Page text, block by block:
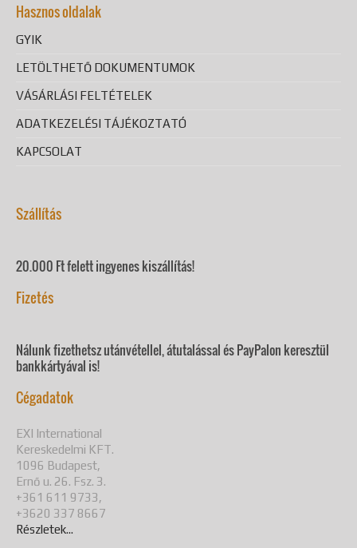
Hasznos oldalak
GYIK
LETÖLTHETŐ DOKUMENTUMOK
VÁSÁRLÁSI FELTÉTELEK
ADATKEZELÉSI TÁJÉKOZTATÓ
KAPCSOLAT
Szállítás
20.000 Ft felett ingyenes kiszállítás!
Fizetés
Nálunk fizethetsz utánvétellel, átutalással és PayPalon keresztül
bankkártyával is!
Cégadatok
EXI International
Kereskedelmi KFT.
1096 Budapest,
Ernő u. 26. Fsz. 3.
+361 611 9733,
+3620 337 8667
Részletek...